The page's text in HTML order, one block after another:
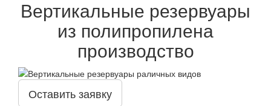
Вертикальные резервуары
из полипропилена
производство
Оставить заявку